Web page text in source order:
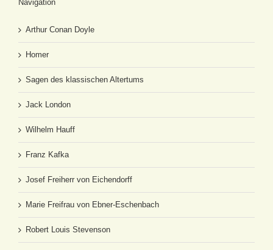
Navigation
Arthur Conan Doyle
Homer
Sagen des klassischen Altertums
Jack London
Wilhelm Hauff
Franz Kafka
Josef Freiherr von Eichendorff
Marie Freifrau von Ebner-Eschenbach
Robert Louis Stevenson